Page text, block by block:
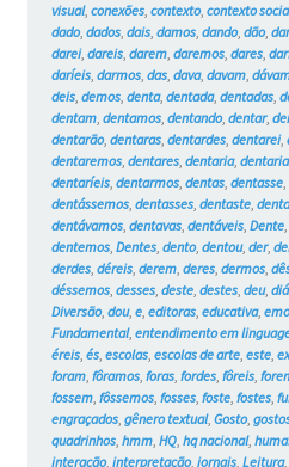
visual, conexões, contexto, contexto
dado, dados, dais, damos, dando, dão, dar
darei, dareis, darem, daremos, dares,
daríeis, darmos, das, dava, davam,
deis, demos, denta, dentada, dentadas,
dentam, dentamos, dentando, dentar,
dentarão, dentaras, dentardes, dentarei,
dentaremos, dentares, dentaria,
dentaríeis, dentarmos, dentas, dentasse,
dentássemos, dentasses, dentaste,
dentávamos, dentavas, dentáveis, Dente,
dentemos, Dentes, dento, dentou, der,
derdes, déreis, derem, deres, dermos,
déssemos, desses, deste, destes, deu,
Diversão, dou, e, editoras, educativa,
Fundamental, entendimento em
éreis, és, escolas, escolas de arte, este,
foram, fôramos, foras, fordes, fôreis,
fossem, fôssemos, fosses, foste, fostes,
engraçados, gênero textual, Gosto,
quadrinhos, hmm, HQ, hq nacional,
interação, interpretação, jornais, Leitura,